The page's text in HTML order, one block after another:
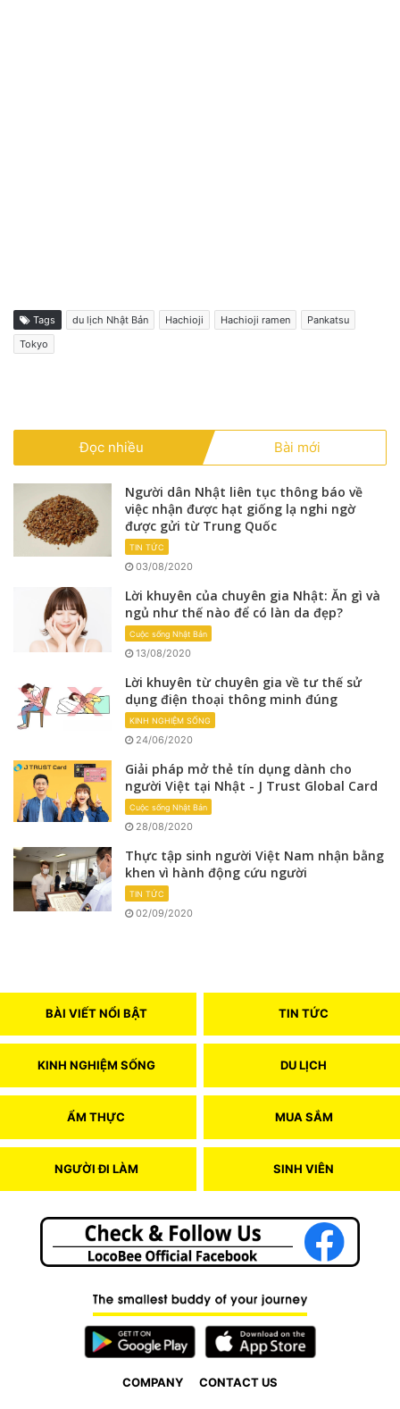
Tags du lịch Nhật Bản Hachioji Hachioji ramen
Pankatsu
Tokyo
Đọc nhiều Bài mới
Người dân Nhật liên tục thông báo về
việc nhận được hạt giống lạ nghi ngờ
được gửi từ Trung Quốc
TIN TỨC
03/08/2020
Lời khuyên của chuyên gia Nhật: Ăn gì và
ngủ như thế nào để có làn da đẹp?
Cuộc sống Nhật Bản
13/08/2020
Lời khuyên từ chuyên gia về tư thế sử
dụng điện thoại thông minh đúng
KINH NGHIỆM SỐNG
24/06/2020
Giải pháp mở thẻ tín dụng dành cho
người Việt tại Nhật - J Trust Global Card
Cuộc sống Nhật Bản
28/08/2020
Thực tập sinh người Việt Nam nhận bằng
khen vì hành động cứu người
TIN TỨC
02/09/2020
BÀI VIẾT NỔI BẬT TIN TỨC
KINH NGHIỆM SỐNG DU LỊCH
ẨM THỰC MUA SẮM
NGƯỜI ĐI LÀM SINH VIÊN
COMPANY CONTACT US